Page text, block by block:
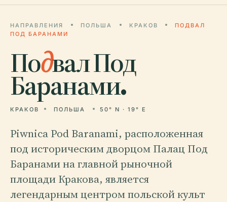
НАПРАВЛЕНИЯ ПОЛЬША КРАКОВ
ПОДВАЛ
ПОД БАРАНАМИ
Подвал Под
Баранами.
КРАКОВ ПОЛЬША 50° N · 19° E
Piwnica Pod Baranami, расположенная
под историческим дворцом Палац Под
Баранами на главной рыночной
площади Кракова, является
легендарным центром польской культ